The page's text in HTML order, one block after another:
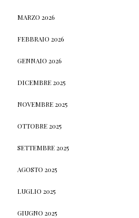
MARZO 2026
FEBBRAIO 2026
GENNAIO 2026
DICEMBRE 2025
NOVEMBRE 2025
OTTOBRE 2025
SETTEMBRE 2025
AGOSTO 2025
LUGLIO 2025
GIUGNO 2025